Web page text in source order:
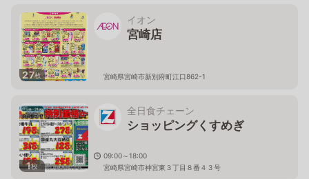
27枚
イオン
宮崎店
宮崎県宮崎市新別府町江口862-1
1枚
全日食チェーン
ショッピングくすめぎ
09:00～18:00
宮崎県宮崎市神宮東３丁目８番４３号